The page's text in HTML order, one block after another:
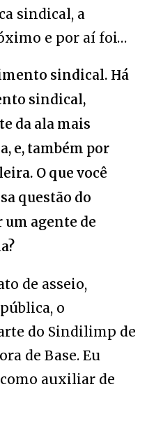
sindical, a
e por aí foi…
sindical. Há
sindical,
da ala mais
e, também por
O que você
questão do
agente de
de asseio,
o
do Sindilimp de
de Base. Eu
auxiliar de